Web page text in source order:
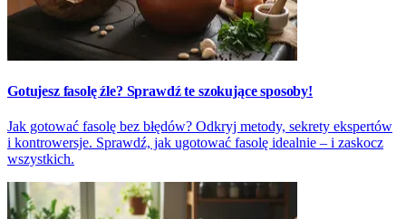
Gotujesz fasolę źle? Sprawdź te szokujące sposoby!
Jak gotować fasolę bez błędów? Odkryj metody, sekrety ekspertów
i kontrowersje. Sprawdź, jak ugotować fasolę idealnie – i zaskocz
wszystkich.